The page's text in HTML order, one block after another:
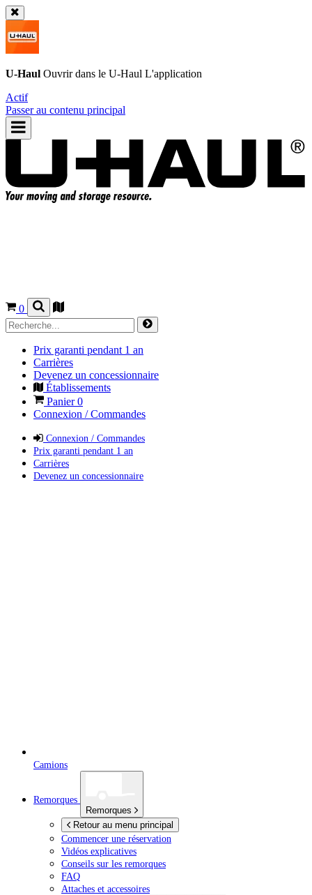
U-Haul Ouvrir dans le U-Haul L'application
Actif
Passer au contenu principal
0
Prix garanti pendant 1 an
Carrières
Devenez un concessionnaire
Établissements
Panier0
Connexion / Commandes
Connexion / Commandes
Prix garanti pendant 1 an
Carrières
Devenez un concessionnaire
Camions
Remorques
Remorques
Retour au menu principal
Commencer une réservation
Vidéos explicatives
Conseils sur les remorques
FAQ
Attaches et accessoires